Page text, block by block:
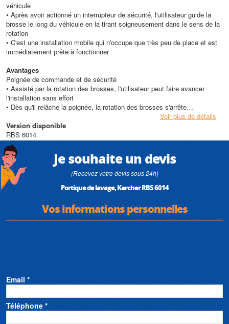
véhicule
• Après avoir actionné un interrupteur de sécurité, l'utilisateur guide la
brosse le long du véhicule en la tirant soigneusement dans le sens de la
rotation
• C'est une installation mobile qui n'occupe que très peu de place et est
immédiatement prête à fonctionner
Avantages
Poignée de commande et de sécurité
• Assisté par la rotation des brosses, l'utilisateur peut faire avancer
l'installation sans effort
• Dès qu'il relâche la poignée, la rotation des brosses s'arrête
Dosage du détergent
• Pour optimiser le nettoyage, il est possible d'ajouter, le cas échéant, un
détergent via la pompe de dosage
Caractéristiques techniques
• Hauteur de l’installation (mm) : 4370
• Hauteur de lavage (mm) : 4205
• Nombre de phases (Ph) : 3
• Voltage (V) : 400
Voir plus de détails
Version disponible
RBS 6014
Je souhaite un devis
(Recevez votre devis sous 24h)
Portique de lavage, Karcher RBS 6014
Vos informations personnelles
Email *
Téléphone *